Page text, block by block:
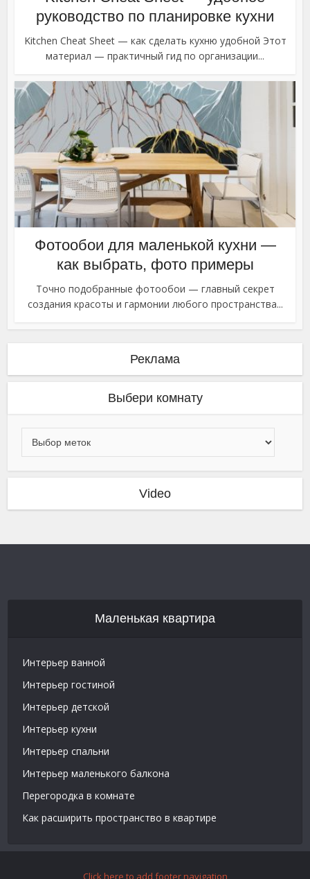
руководство по планировке кухни
Kitchen Cheat Sheet — как сделать кухню удобной Этот
материал — практичный гид по организации...
Фотообои для маленькой кухни —
как выбрать, фото примеры
Точно подобранные фотообои — главный секрет
создания красоты и гармонии любого пространства...
Реклама
Выбери комнату
Video
Маленькая квартира
Интерьер ванной
Интерьер гостиной
Интерьер детской
Интерьер кухни
Интерьер спальни
Интерьер маленького балкона
Перегородка в комнате
Как расширить пространство в квартире
Click here to add footer navigation